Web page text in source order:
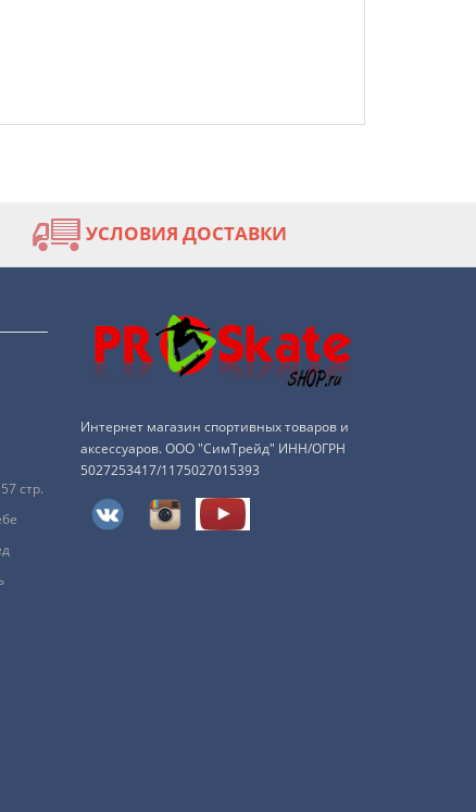
УСЛОВИЯ ДОСТАВКИ
стр.
Интернет магазин спортивных товаров и
аксессуаров. ООО "СимТрейд" ИНН/ОГРН
5027253417/1175027015393